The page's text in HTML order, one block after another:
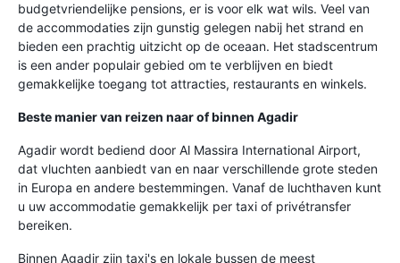
budgetvriendelijke pensions, er is voor elk wat wils. Veel van
de accommodaties zijn gunstig gelegen nabij het strand en
bieden een prachtig uitzicht op de oceaan. Het stadscentrum
is een ander populair gebied om te verblijven en biedt
gemakkelijke toegang tot attracties, restaurants en winkels.
Beste manier van reizen naar of binnen Agadir
Agadir wordt bediend door Al Massira International Airport,
dat vluchten aanbiedt van en naar verschillende grote steden
in Europa en andere bestemmingen. Vanaf de luchthaven kunt
u uw accommodatie gemakkelijk per taxi of privétransfer
bereiken.
Binnen Agadir zijn taxi's en lokale bussen de meest